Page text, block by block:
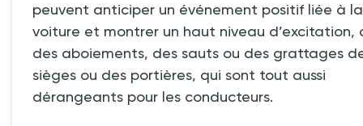
peuvent anticiper un événement positif liée à la
voiture et montrer un haut niveau d’excitation,
des aboiements, des sauts ou des grattages
sièges ou des portières, qui sont tout aussi
dérangeants pour les conducteurs.